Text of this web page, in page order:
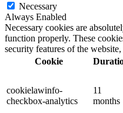
Necessary
Always Enabled
Necessary cookies are
function properly. These
security features of the
Cookie
cookielawinfo-
checkbox-analytics
11
months